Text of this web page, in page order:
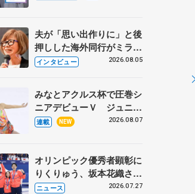
部科学省スポーツ表彰
式】
夫が「思い出作りに」と後
押しした海外同行がミラノ
まで… 繁華街のリンクで
るスケート人生
インタビュー 2026.08.05
みなとアクルス杯で圧巻シ
ニアデビューＶ ジュニア
で４シーズン無敗の島田麻
連載 NEW 2026.08.07
オリンピック優秀者顕彰に
りくりゅう、坂本花織さ
ん、団体メンバーら 8月
ニュース 2026.07.27